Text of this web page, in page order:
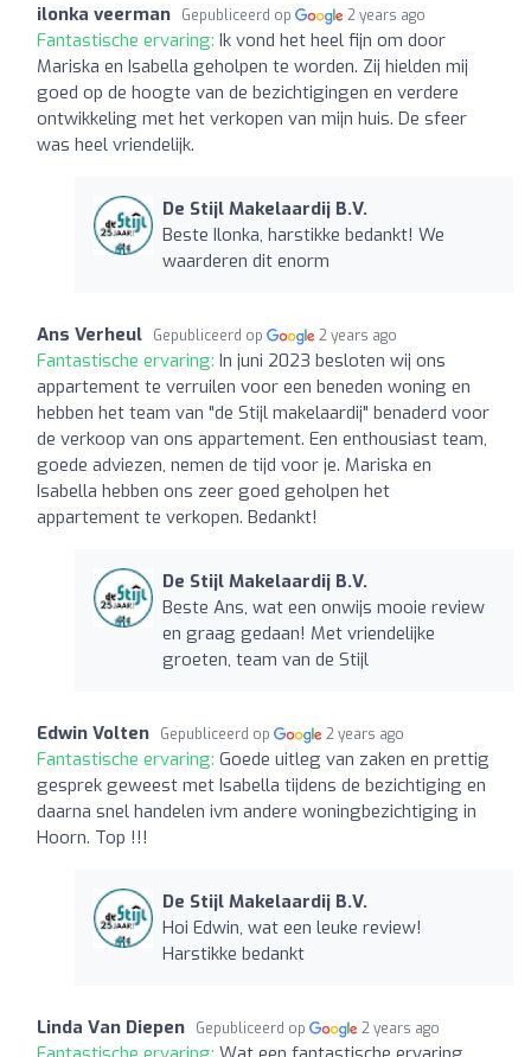
ilonka veerman Gepubliceerd op 2 years ago
Fantastische ervaring: Ik vond het heel fijn om door
Mariska en Isabella geholpen te worden. Zij hielden mij
goed op de hoogte van de bezichtigingen en verdere
ontwikkeling met het verkopen van mijn huis. De sfeer
was heel vriendelijk.
De Stijl Makelaardij B.V.
Beste Ilonka, harstikke bedankt! We
waarderen dit enorm
Ans Verheul Gepubliceerd op 2 years ago
Fantastische ervaring: In juni 2023 besloten wij ons
appartement te verruilen voor een beneden woning en
hebben het team van "de Stijl makelaardij" benaderd voor
de verkoop van ons appartement. Een enthousiast team,
goede adviezen, nemen de tijd voor je. Mariska en
Isabella hebben ons zeer goed geholpen het
appartement te verkopen. Bedankt!
De Stijl Makelaardij B.V.
Beste Ans, wat een onwijs mooie review
en graag gedaan! Met vriendelijke
groeten, team van de Stijl
Edwin Volten Gepubliceerd op 2 years ago
Fantastische ervaring: Goede uitleg van zaken en prettig
gesprek geweest met Isabella tijdens de bezichtiging en
daarna snel handelen ivm andere woningbezichtiging in
Hoorn. Top !!!
De Stijl Makelaardij B.V.
Hoi Edwin, wat een leuke review!
Harstikke bedankt
Linda Van Diepen Gepubliceerd op 2 years ago